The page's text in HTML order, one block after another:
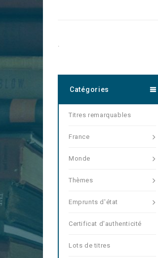
.
Catégories
Titres remarquables
France
Monde
Thèmes
Emprunts d'état
Certificat d'authenticité
Lots de titres